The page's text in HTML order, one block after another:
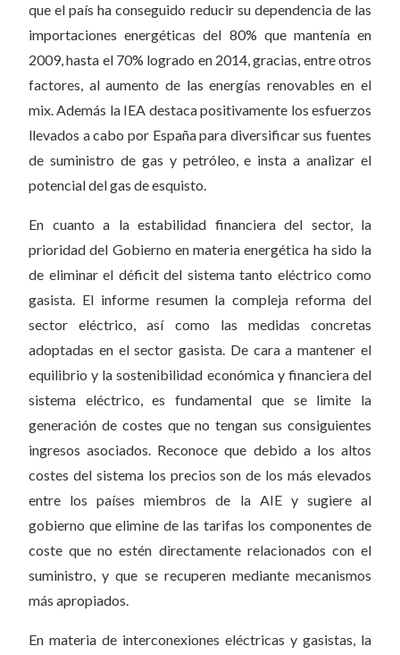
que el país ha conseguido reducir su dependencia de las
importaciones energéticas del 80% que mantenía en
2009, hasta el 70% logrado en 2014, gracias, entre otros
factores, al aumento de las energías renovables en el
mix. Además la IEA destaca positivamente los esfuerzos
llevados a cabo por España para diversificar sus fuentes
de suministro de gas y petróleo, e insta a analizar el
potencial del gas de esquisto.
En cuanto a la estabilidad financiera del sector, la
prioridad del Gobierno en materia energética ha sido la
de eliminar el déficit del sistema tanto eléctrico como
gasista. El informe resumen la compleja reforma del
sector eléctrico, así como las medidas concretas
adoptadas en el sector gasista. De cara a mantener el
equilibrio y la sostenibilidad económica y financiera del
sistema eléctrico, es fundamental que se limite la
generación de costes que no tengan sus consiguientes
ingresos asociados. Reconoce que debido a los altos
costes del sistema los precios son de los más elevados
entre los países miembros de la AIE y sugiere al
gobierno que elimine de las tarifas los componentes de
coste que no estén directamente relacionados con el
suministro, y que se recuperen mediante mecanismos
más apropiados.
En materia de interconexiones eléctricas y gasistas, la